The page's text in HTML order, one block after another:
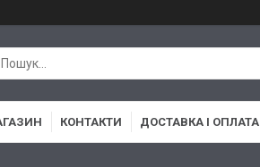
КОНТАКТИ ДОСТАВКА І ОПЛАТА